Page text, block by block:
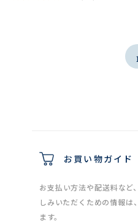
お買い物ガイド
お支払い方法や配送料など
しみいただくための情報は
ます。